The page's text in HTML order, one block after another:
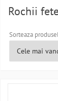
Rochii fete
Sorteaza